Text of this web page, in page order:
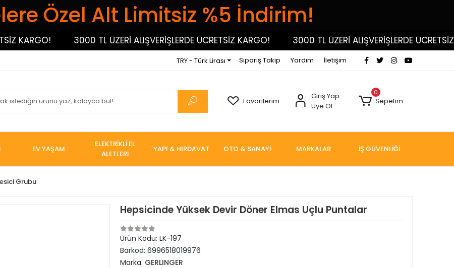
Özel Alt Limitsiz %5 İndirim!
KARGO! 3000 TL ÜZERİ ALIŞVERİŞLERDE ÜCRETSİZ KARGO! 3000 TL ÜZERİ ALIŞVERİŞLERDE ÜCRETSİZ
TRY - Türk Lirası Sipariş Takip Yardım İletişim
Favorilerim
Giriş Yap
Üye Ol
0
Sepetim
EV YAŞAM
ELEKTRİKLİ EL
ALETLERİ
YAPI & HIRDAVAT OTO & SANAYİ MARKALAR İŞ GÜVENLİĞİ
Grubu
Hepsicinde Yüksek Devir Döner Elmas Uçlu Puntalar
Ürün Kodu: LK-197
Barkod: 6996518019976
Marka: GERLINGER